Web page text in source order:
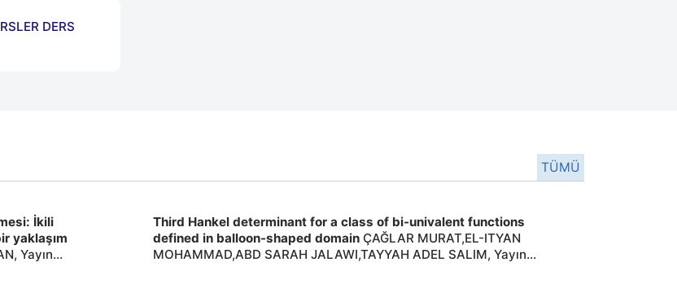
DERS
TÜMÜ
İkili
yaklaşım
Yayın
Third Hankel determinant for a class of bi-univalent functions
defined in balloon-shaped domain ÇAĞLAR MURAT,EL-ITYAN
MOHAMMAD,ABD SARAH JALAWI,TAYYAH ADEL SALIM, Yayın